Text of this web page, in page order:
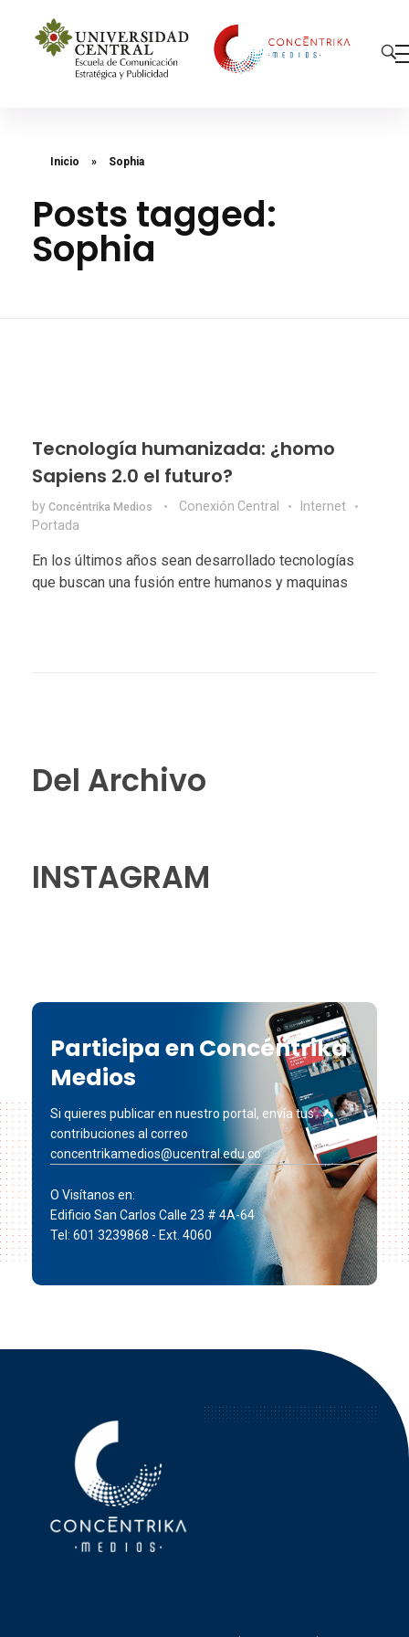
Inicio » Sophia
Posts tagged:
Sophia
Tecnología humanizada: ¿homo
Sapiens 2.0 el futuro?
by Concéntrika Medios Conexión Central
Internet
Portada
En los últimos años sean desarrollado tecnologías
que buscan una fusión entre humanos y maquinas
Del Archivo
INSTAGRAM
Participa en Concéntrika
Medios
Si quieres publicar en nuestro portal, envía tus
contribuciones al correo
concentrikamedios@ucentral.edu.co
O Visítanos en:
Edificio San Carlos Calle 23 # 4A-64
Tel: 601 3239868 - Ext. 4060